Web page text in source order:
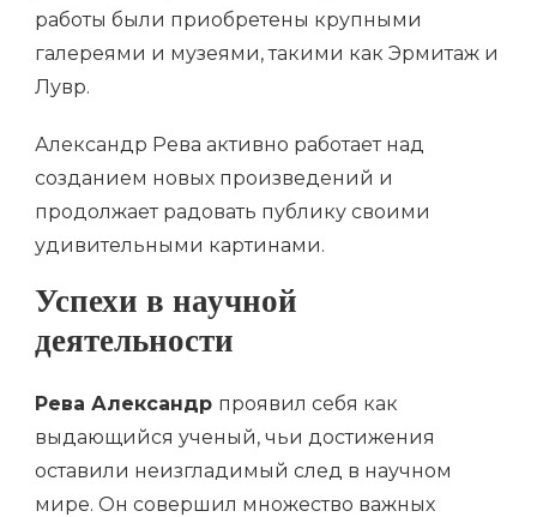
работы были приобретены крупными
галереями и музеями, такими как Эрмитаж и
Лувр.
Александр Рева активно работает над
созданием новых произведений и
продолжает радовать публику своими
удивительными картинами.
Успехи в научной
деятельности
Рева Александр проявил себя как
выдающийся ученый, чьи достижения
оставили неизгладимый след в научном
мире. Он совершил множество важных